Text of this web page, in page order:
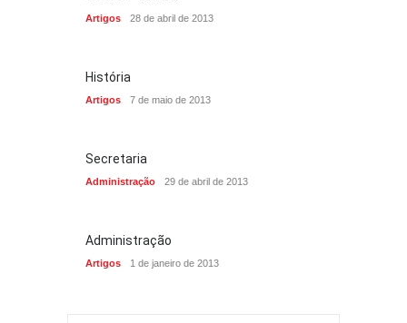
Artigos 28 de abril de 2013
História
Artigos 7 de maio de 2013
Secretaria
Administração 29 de abril de 2013
Administração
Artigos 1 de janeiro de 2013